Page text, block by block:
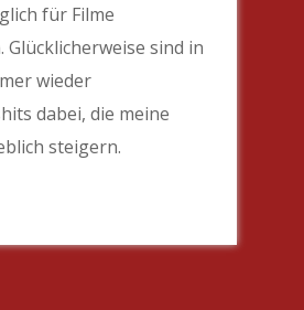
für Filme
sind in
wieder
dabei, die meine
steigern.